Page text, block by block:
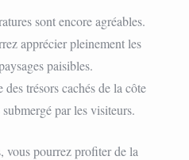
sont encore agréables.
apprécier pleinement les
paisibles.
des trésors cachés de la côte
submergé par les visiteurs.
vous pourrez profiter de la